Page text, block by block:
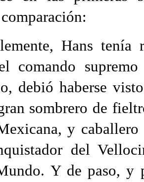
Hans
comando
debió haberse
sombrero de
y
del
Y de paso, y